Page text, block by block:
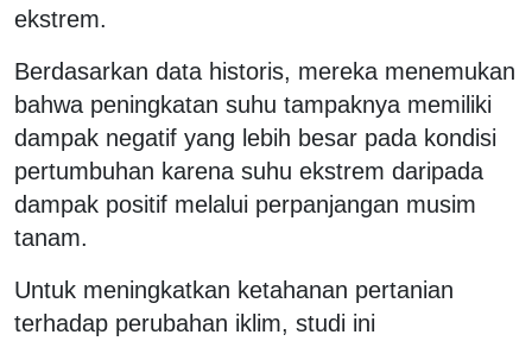
ekstrem.
Berdasarkan data historis, mereka menemukan
bahwa peningkatan suhu tampaknya memiliki
dampak negatif yang lebih besar pada kondisi
pertumbuhan karena suhu ekstrem daripada
dampak positif melalui perpanjangan musim
tanam.
Untuk meningkatkan ketahanan pertanian
terhadap perubahan iklim, studi ini